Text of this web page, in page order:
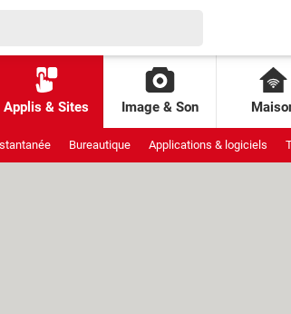
Applis & Sites Image & Son
Bureautique Applications & logiciels